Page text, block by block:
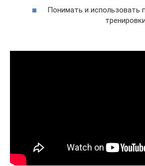
Понимать и использовать
тренировки